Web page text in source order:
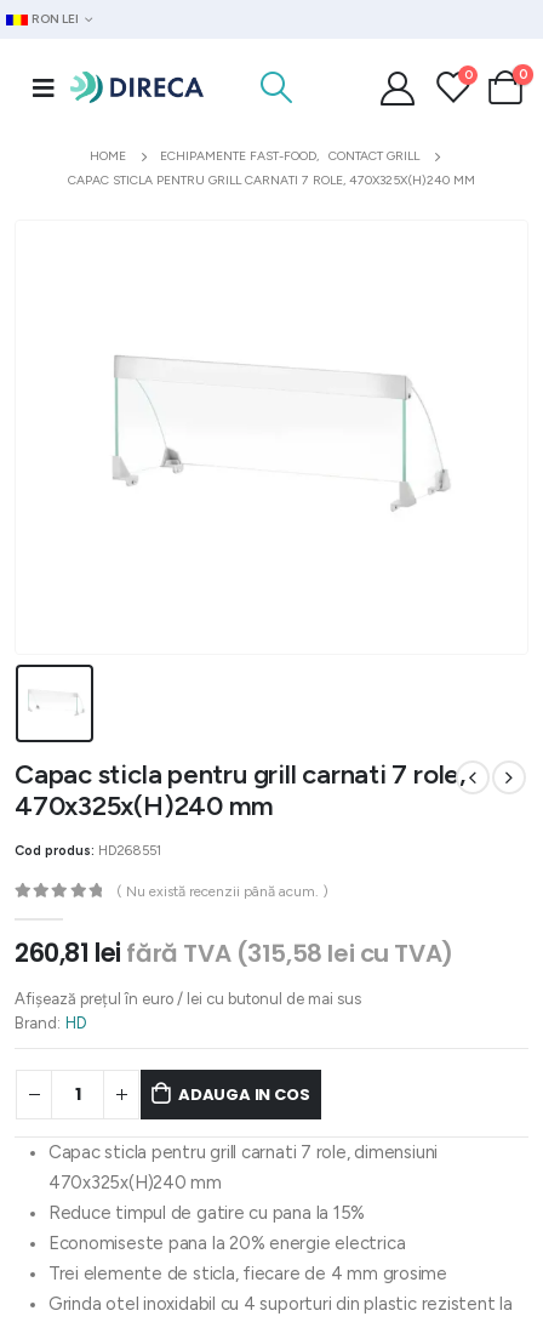
RON LEI
0 0
HOME ECHIPAMENTE FAST-FOOD,
CONTACT GRILL
CAPAC STICLA PENTRU GRILL CARNATI 7 ROLE, 470X325X(H)240 MM
Capac sticla pentru grill carnati 7 role,
470x325x(H)240 mm
Cod produs: HD268551
( Nu există recenzii până acum. )
260,81 lei fără TVA (315,58 lei cu TVA)
Afișează prețul în euro / lei cu butonul de mai sus
Brand: HD
ADAUGA IN COS
Capac sticla pentru grill carnati 7 role, dimensiuni
470x325x(H)240 mm
Reduce timpul de gatire cu pana la 15%
Economiseste pana la 20% energie electrica
Trei elemente de sticla, fiecare de 4 mm grosime
Grinda otel inoxidabil cu 4 suporturi din plastic rezistent la